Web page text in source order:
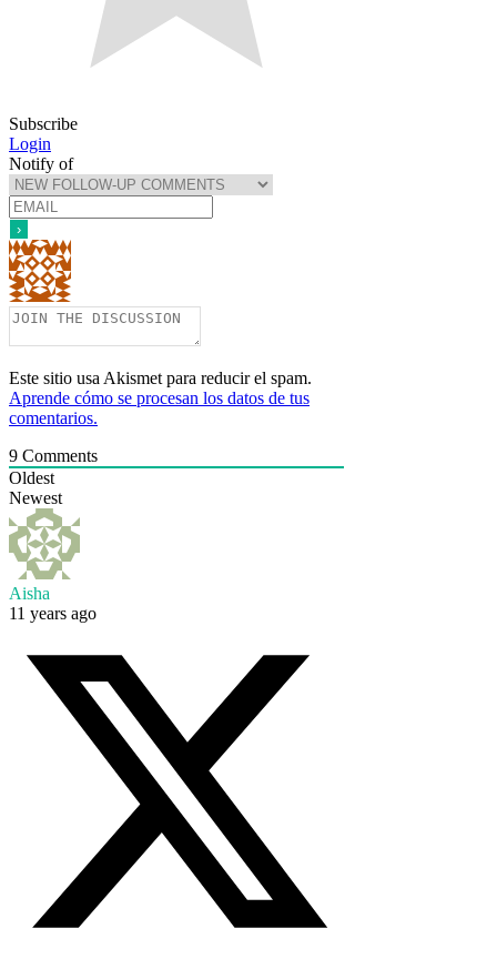
Subscribe
Login
Notify of
Este sitio usa Akismet para reducir el spam.
Aprende cómo se procesan los datos de tus
comentarios.
9 Comments
Oldest
Newest
Aisha
11 years ago